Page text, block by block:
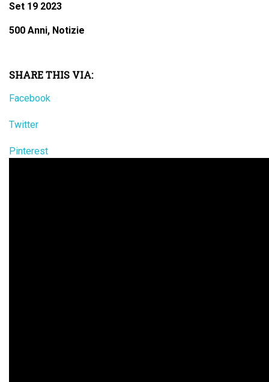
Set 19 2023
500 Anni, Notizie
SHARE THIS VIA:
Facebook
Twitter
Pinterest